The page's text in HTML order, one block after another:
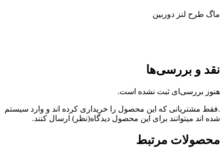
ماگ طرح لنز دوربین
نقد و بررسی‌ها
هنوز بررسی‌ای ثبت نشده است.
.فقط مشتریانی که این محصول را خریداری کرده اند و وارد سیستم
شده اند میتوانند برای این محصول دیدگاه(نظر) ارسال کنند.
محصولات مرتبط